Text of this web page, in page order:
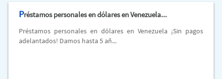
Préstamos personales en dólares en Venezuela...
Préstamos personales en dólares en Venezuela ¡Sin pagos
adelantados! Damos hasta 5 añ...